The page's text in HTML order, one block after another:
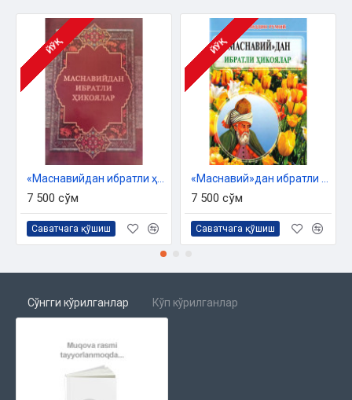
ЙЎҚ
7 500 сўм
Саватчага қўшиш
ЙЎҚ
7 500 сўм
Саватчага қўшиш
Сўнгги кўрилганлар Кўп кўрилганлар